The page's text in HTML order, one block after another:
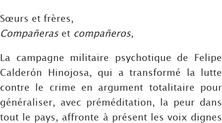
Sœurs et frères,
Compañeras et compañeros,
La campagne militaire psychotique de Felipe
Calderón Hinojosa, qui a transformé la lutte
contre le crime en argument totalitaire pour
généraliser, avec préméditation, la peur dans
tout le pays, affronte à présent les voix dignes